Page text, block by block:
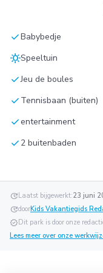
checkBabybedje
sunnySpeeltuin
checkJeu de boules
check Tennisbaan (buiten)
checkentertainment
check 2 buitenbaden
updateLaatst bijgewerkt:23 juni
updatedoorKids Vakantiegids
verifiedDit park is door onze
Lees meer over onze